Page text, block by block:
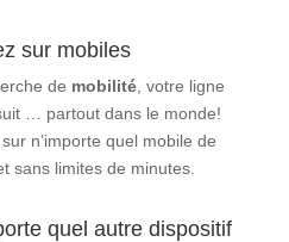
sur mobiles
de mobilité, votre ligne
… partout dans le monde!
n’importe quel mobile de
sans limites de minutes.
quel autre dispositif